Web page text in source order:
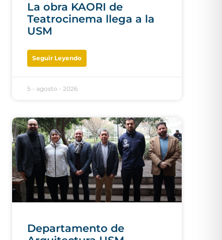
La obra KAORI de
Teatrocinema llega a la
USM
Seguir Leyendo
5 - agosto - 2026
Departamento de